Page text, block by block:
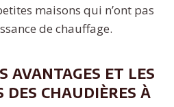
maisons qui n’ont pas
de chauffage.
avantages et les
chaudières à